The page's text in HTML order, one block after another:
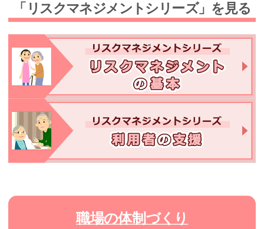
「リスクマネジメントシリーズ」を見る
職場の体制づくり